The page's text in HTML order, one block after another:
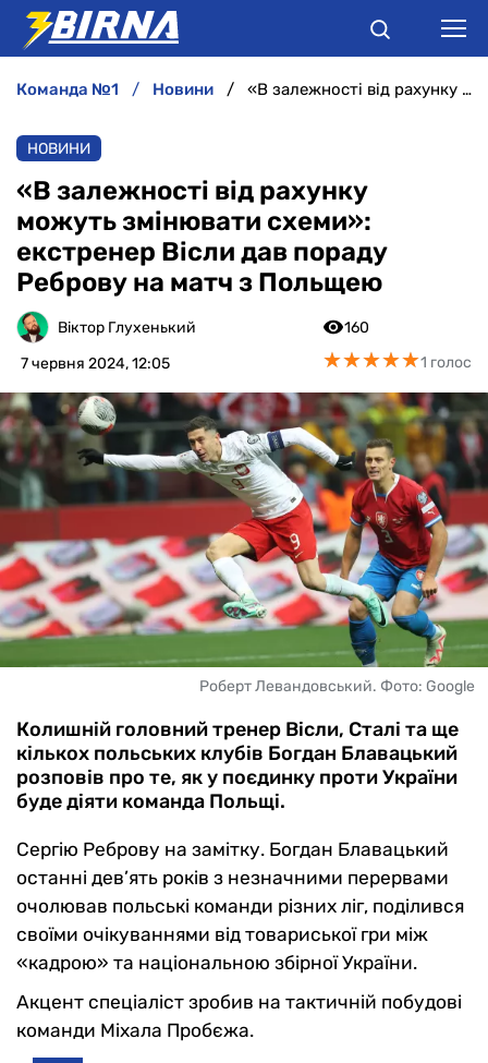
АНАЛІТИКА
ІНТЕРВ'Ю
РІЗНЕ
БУКМЕКЕРИ
команда №1 новини «В залежності від рахунку можуть змінювати схеми»: екстренер Вісли дав пораду Реброву на матч з Польщею
НОВИНИ
«В залежності від рахунку
можуть змінювати схеми»:
екстренер Вісли дав пораду
Реброву на матч з Польщею
Віктор Глухенький
7 червня 2024, 12:05
160
★★★★★
★★★★★1 голос
Роберт Левандовський. Фото: Google
Колишній головний тренер Вісли, Сталі та ще
кількох польських клубів Богдан Блавацький
розповів про те, як у поєдинку проти України
буде діяти команда Польщі.
Сергію Реброву на замітку. Богдан Блавацький
останні дев’ять років з незначними перервами
очолював польські команди різних ліг, поділився
своїми очікуваннями від товариської гри між
«кадрою» та національною збірної України.
Акцент спеціаліст зробив на тактичній побудові
команди Міхала Пробєжа.